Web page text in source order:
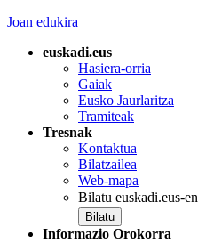
Joan edukira
euskadi.eus
Hasiera-orria
Gaiak
Eusko Jaurlaritza
Tramiteak
Tresnak
Kontaktua
Bilatzailea
Web-mapa
Bilatu euskadi.eus-en
Informazio Orokorra